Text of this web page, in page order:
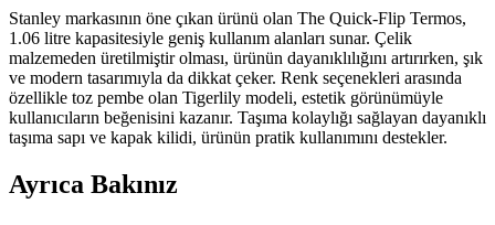
Stanley markasının öne çıkan ürünü olan The Quick-Flip Termos,
1.06 litre kapasitesiyle geniş kullanım alanları sunar. Çelik
malzemeden üretilmiştir olması, ürünün dayanıklılığını artırırken, şık
ve modern tasarımıyla da dikkat çeker. Renk seçenekleri arasında
özellikle toz pembe olan Tigerlily modeli, estetik görünümüyle
kullanıcıların beğenisini kazanır. Taşıma kolaylığı sağlayan dayanıklı
taşıma sapı ve kapak kilidi, ürünün pratik kullanımını destekler.
Ayrıca Bakınız